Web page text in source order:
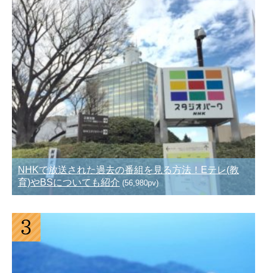
NHKで放送された過去の番組を見る方法！Eテレ(教
育)やBSについても紹介 (56,980pv)